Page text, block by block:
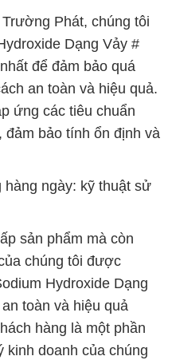
Phát, chúng tôi
Dạng Vảy #
để đảm bảo quá
an toàn và hiệu quả.
ứng các tiêu chuẩn
bảo tính ổn định và
hàng ngày: kỹ thuật sử
sản phẩm mà còn
chúng tôi được
Hydroxide Dạng
toàn và hiệu quả
hàng là một phần
kinh doanh của chúng